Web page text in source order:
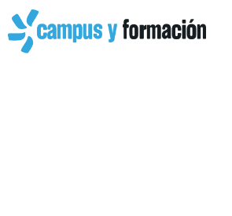
contenido